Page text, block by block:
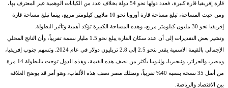
قارة إفريقيا قارة كبيرة، فعدد دولها نحو 54 دولة بخلاف عدد من الكيانات الوهمية غير المعترف بها،
ومن حيث المساحة، تبلغ مساحة قارة أوروبا نحو 10 ملايين كيلومتر مربع، بينما تبلغ مساحة قارة
إفريقيا نحو 30 مليون كيلومتر مربع، وهذه المساحة الكبيرة تؤكد أهمية وتأثير البطولة.
وتشير بعض التقديرات إلى أن عدد سكان القارة يبلغ نحو 1.5 مليار نسمة تقريباً، وأن الناتج المحلي
الإجمالي بالقيمة الاسمية يقدر بنحو 2.5 إلى 2.8 تريليون دولار في عام 2024. وتسهم جنوب إفريقيا،
ومصر، والجزائر، ونيجيريا، وإثيوبيا بأكثر من نصف هذه القيمة، وهذه الدول توجت بالبطولة 14 مرة
من أصل 35 نسخة بنسبة 40% تقريباً، وتمتلك مصر نصف هذه الألقاب، وهو أمر قد يوضح العلاقة
بين الاقتصاد والرياضة.